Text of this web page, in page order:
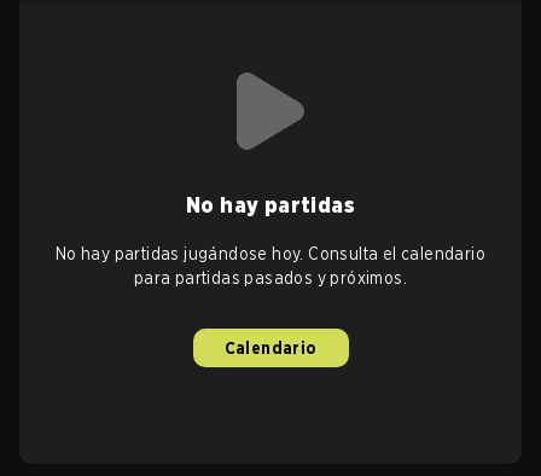
No hay partidas
No hay partidas jugándose hoy. Consulta el calendario
para partidas pasados y próximos.
Calendario